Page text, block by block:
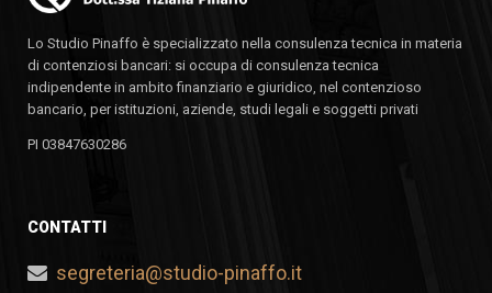
Lo Studio Pinaffo è specializzato nella consulenza tecnica in materia
di contenziosi bancari: si occupa di consulenza tecnica
indipendente in ambito finanziario e giuridico, nel contenzioso
bancario, per istituzioni, aziende, studi legali e soggetti privati
PI 03847630286
CONTATTI
segreteria@studio-pinaffo.it